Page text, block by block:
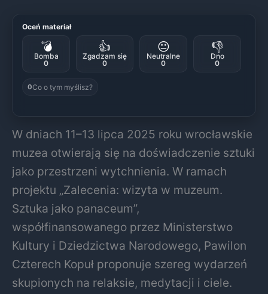
Oceń materiał
💣
Bomba
0
👍
Zgadzam się
0
😐
Neutralne
0
👎
Dno
0
0Co o tym myślisz?
W dniach 11–13 lipca 2025 roku wrocławskie
muzea otwierają się na doświadczenie sztuki
jako przestrzeni wytchnienia. W ramach
projektu „Zalecenia: wizyta w muzeum.
Sztuka jako panaceum”,
współfinansowanego przez Ministerstwo
Kultury i Dziedzictwa Narodowego, Pawilon
Czterech Kopuł proponuje szereg wydarzeń
skupionych na relaksie, medytacji i ciele.